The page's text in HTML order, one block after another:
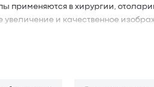
применяются в хирургии,
увеличение и качественное